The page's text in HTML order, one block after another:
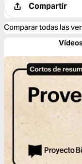
Compartir
Comparar todas las